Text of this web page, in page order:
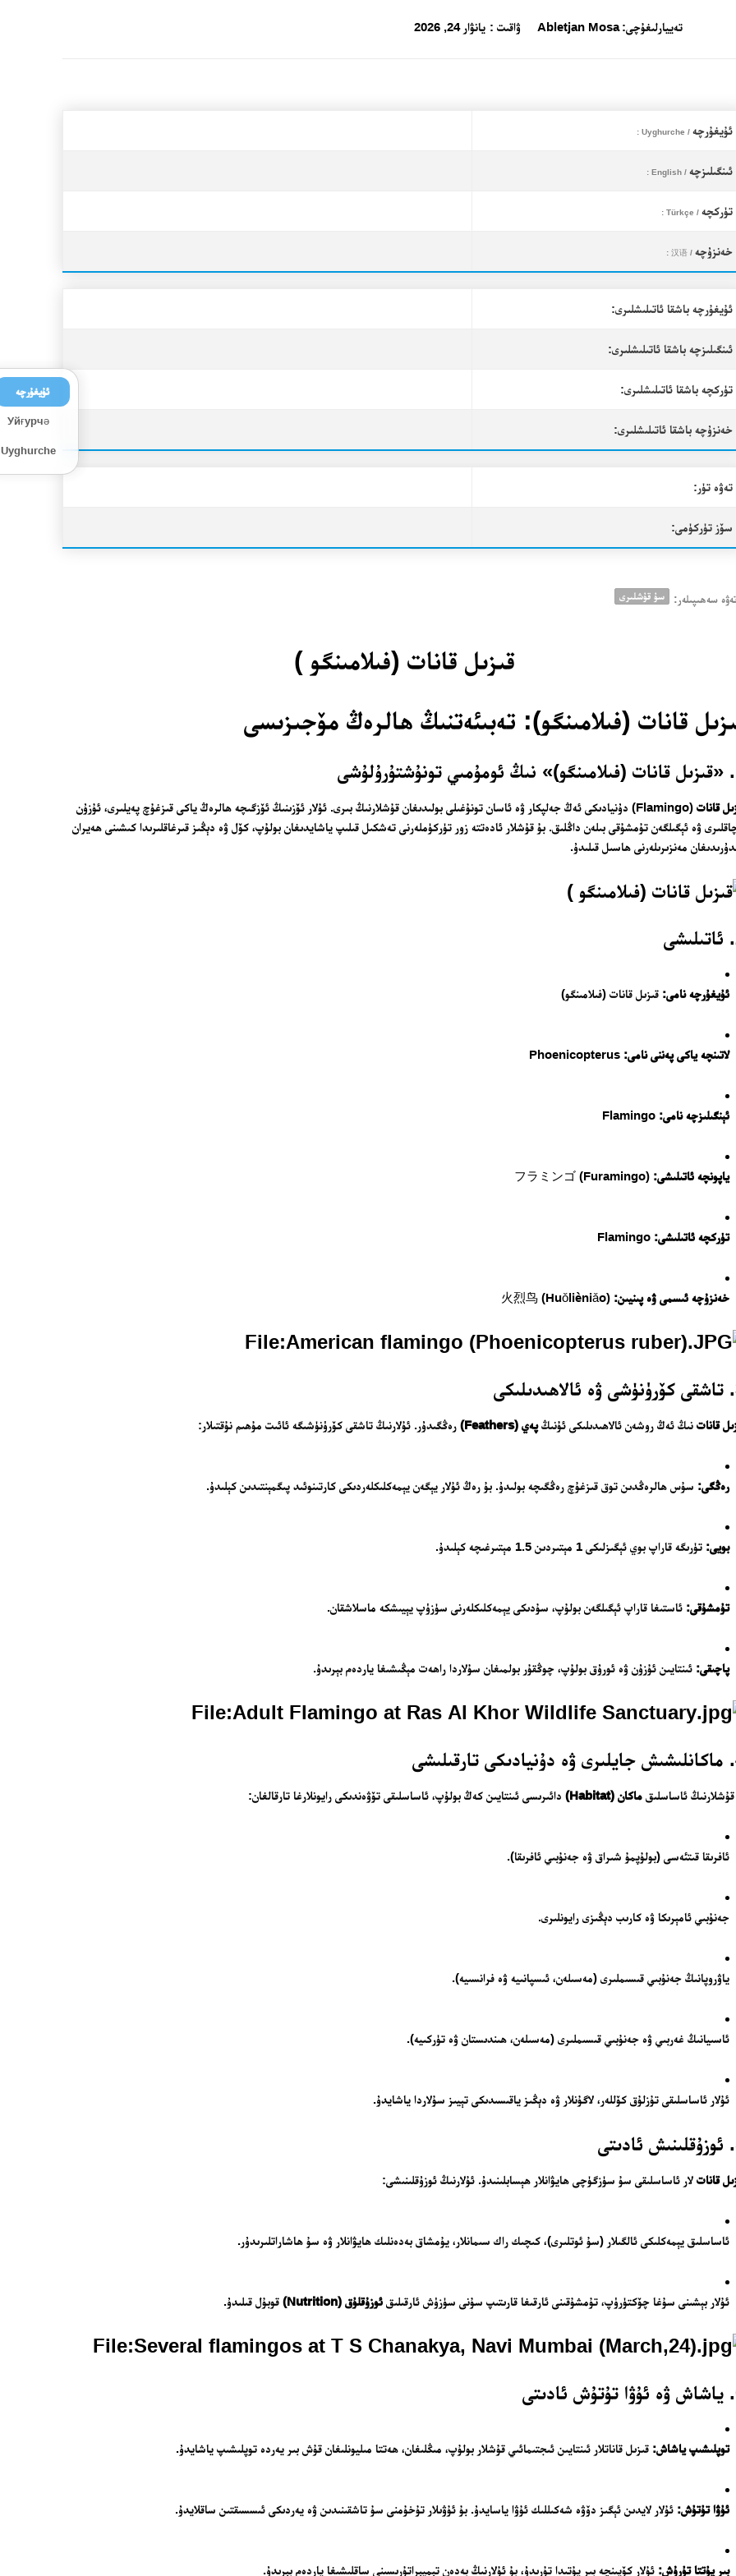
ئاناسەھىپە
بىزنى قوللاڭ
سەھىپىلىرىمىز
تەييارلىغۇچى: Abletjan Mosa ۋاقىت : يانۋار 24, 2026
ئۇيغۇرچە/ Uyghurche :
ئىنگىلىزچە/ English :
تۈركچە/ Türkçe :
خەنزۇچە/ 汉语 :
ئۇيغۇرچە باشقا ئاتىلىشلىرى:
ئىنگىلىزچە باشقا ئاتىلىشلىرى:
تۈركچە باشقا ئاتىلىشلىرى:
خەنزۇچە باشقا ئاتىلىشلىرى:
تەۋە تۈر:
سۆز تۈركۈمى:
سەھىپىلەر: سۇ قۇشلىرى
قىزىل قانات (فىلامىنگو )
قانات (فىلامىنگو): تەبىئەتنىڭ ھالرەڭ مۆجىزىسى
قانات
(Flamingo) دۇنيادىكى ئەڭ جەلپكار ۋە ئاسان تونۇغىلى بولىدىغان قۇشلارنىڭ بىرى. ئۇلار ئۆزىنىڭ ئۆزگىچە ھالرەڭ ياكى قىزغۇچ پەيلىرى، ئۇزۇن
ۋە ئېگىلگەن تۇمشۇقى بىلەن داڭلىق. بۇ قۇشلار ئادەتتە زور تۈركۈملەرنى تەشكىل قىلىپ ياشايدىغان بولۇپ، كۆل ۋە دېڭىز قىرغاقلىرىدا كىشىنى ھەيران
مەنزىرىلەرنى ھاسىل قىلىدۇ.
ئۇيغۇرچە نامى: قىزىل قانات (فىلامىنگو)
لاتىنچە ياكى پەننى نامى: Phoenicopterus
ئېنگىلىزچە نامى:
ياپونچە ئاتىلىشى:
تۈركچە ئاتىلىشى:
خەنزۇچە ئىسمى ۋە پىنيىن:
قاناتنىڭ ئەڭ روشەن ئالاھىدىلىكى ئۇنىڭپەي (Feathers) رەڭگىدۇر. ئۇلارنىڭ تاشقى كۆرۈنۈشىگە ئائىت مۇھىم نۇقتىلار:
رەڭگى: سۇس ھالرەڭدىن توق قىزغۇچ رەڭگىچە بولىدۇ. بۇ رەڭ ئۇلار يېگەن يېمەكلىكلەردىكى كارتىنوئىد پىگمېنتىدىن كېلىدۇ.
بويى: تۈرىگە قاراپ بوي ئېگىزلىكى 1 مېتىردىن 1.5 مېتىرغىچە كېلىدۇ.
تۇمشۇقى: ئاستىغا قاراپ ئېگىلگەن بولۇپ، سۇدىكى يېمەكلىكلەرنى سۈزۈپ يېيىشكە ماسلاشقان.
پاچىقى: ئىنتايىن ئۇزۇن ۋە ئورۇق بولۇپ، چوڭقۇر بولمىغان سۇلاردا راھەت مېڭىشىغا ياردەم بېرىدۇ.
قۇشلارنىڭ ئاساسلىق ماكان (Habitat) دائىرىسى ئىنتايىن كەڭ بولۇپ، ئاساسلىقى تۆۋەندىكى رايونلارغا تارقالغان:
ئافرىقا قىتئەسى (بولۇپمۇ شىراق ۋە جەنۇبىي ئافرىقا).
جەنۇبىي ئامېرىكا ۋە كارىب دېڭىزى رايونلىرى.
ياۋروپانىڭ جەنۇبىي قىسىملىرى (مەسىلەن، ئىسپانىيە ۋە فرانسىيە).
ئاسىيانىڭ غەربىي ۋە جەنۇبىي قىسىملىرى (مەسىلەن، ھىندىستان ۋە تۈركىيە).
ئۇلار ئاساسلىقى تۇزلۇق كۆللەر، لاگۇنلار ۋە دېڭىز ياقىسىدىكى تېيىز سۇلاردا ياشايدۇ.
قاناتلار ئاساسلىقى سۇ سۈزگۈچى ھايۋانلار ھېسابلىنىدۇ. ئۇلارنىڭ ئوزۇقلىنىشى:
ئاساسلىق يېمەكلىكى ئالگىلار (سۇ ئوتلىرى)، كىچىك راك سىمانلار، يۇمشاق بەدەنلىك ھايۋانلار ۋە سۇ ھاشاراتلىرىدۇر.
ئۇلار بېشىنى سۇغا چۆكتۈرۈپ، تۇمشۇقىنى ئارقىغا قارىتىپ سۇنى سۈزۈش ئارقىلىق ئوزۇقلۇق (Nutrition) قوبۇل قىلىدۇ.
توپلىشىپ ياشاش: قىزىل قاناتلار ئىنتايىن ئىجتىمائىي قۇشلار بولۇپ، مىڭلىغان، ھەتتا مىليونلىغان قۇش بىر يەردە توپلىشىپ ياشايدۇ.
ئۇۋا تۇتۇش: ئۇلار لايدىن ئېگىز دۆۋە شەكىللىك ئۇۋا ياسايدۇ. بۇ ئۇۋىلار تۇخۇمنى سۇ تاشقىنىدىن ۋە يەردىكى ئىسسىقتىن ساقلايدۇ.
بىر پۇتتا تۇرۇش: ئۇلار كۆپىنچە بىر پۇتىدا تۇرىدۇ، بۇ ئۇلارنىڭ بەدەن تېمپېراتۇرىسىنى ساقلىشىغا ياردەم بېرىدۇ.
ئۇيغۇرچە
Уйғурчә
Uyghurche